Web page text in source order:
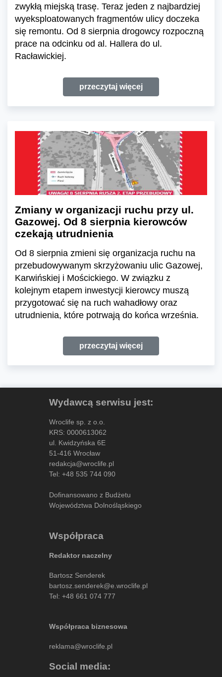
zwykłą miejską trasę. Teraz jeden z najbardziej
wyeksploatowanych fragmentów ulicy doczeka
się remontu. Od 8 sierpnia drogowcy rozpoczną
prace na odcinku od al. Hallera do ul.
Racławickiej.
przeczytaj więcej
Zmiany w organizacji ruchu przy ul.
Gazowej. Od 8 sierpnia kierowców
czekają utrudnienia
Od 8 sierpnia zmieni się organizacja ruchu na
przebudowywanym skrzyżowaniu ulic Gazowej,
Karwińskiej i Mościckiego. W związku z
kolejnym etapem inwestycji kierowcy muszą
przygotować się na ruch wahadłowy oraz
utrudnienia, które potrwają do końca września.
przeczytaj więcej
Wydawcą serwisu jest:
Wroclife sp. z o.o.
KRS: 0000613062
ul. Kwidzyńska 6E
51-416 Wrocław
redakcja@wroclife.pl
Tel: +48 535 744 090
Dofinansowano z Budżetu
Województwa Dolnośląskiego
Współpraca
Redaktor naczelny
Bartosz Senderek
bartosz.senderek@e.wroclife.pl
Tel: +48 661 074 777
Współpraca biznesowa
reklama@wroclife.pl
Social media: